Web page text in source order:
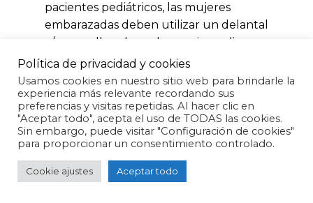
Subtotal: 0,00 €
Ver carrito
pacientes pediátricos, las mujeres
embarazadas deben utilizar un delantal
y/o un collar plomado para impedir que
la radiación se disperse a zonas no
deseadas.
Otras personas que suelen requerir el
uso de este tipo de medidas de
protección son pacientes con
problemas en la glándula tiroides o con
historial de cáncer.
Política de privacidad y cookies
Usamos cookies en nuestro sitio web para brindarle la
experiencia más relevante recordando sus
preferencias y visitas repetidas. Al hacer clic en
"Aceptar todo", acepta el uso de TODAS las cookies.
Sin embargo, puede visitar "Configuración de cookies"
para proporcionar un consentimiento controlado.
Cookie ajustes Aceptar todo